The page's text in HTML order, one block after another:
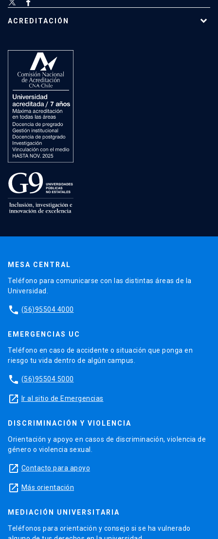
ACREDITACIÓN
MESA CENTRAL
Teléfono para comunicarse con las distintas áreas de la
Universidad.
phone (56)95504 4000
EMERGENCIAS UC
Teléfono en caso de accidente o situación que ponga en
riesgo tu vida dentro de algún campus.
phone (56)95504 5000
launch Ir al sitio de Emergencias
DISCRIMINACIÓN Y VIOLENCIA
Orientación y apoyo en casos de discriminación, violencia de
género o violencia sexual.
launch Contacto para apoyo
launch Más orientación
MEDIACIÓN UNIVERSITARIA
Teléfonos para orientación y consejo si se ha vulnerado